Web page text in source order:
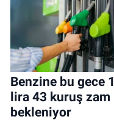
Benzine bu gece 1
lira 43 kuruş zam
bekleniyor